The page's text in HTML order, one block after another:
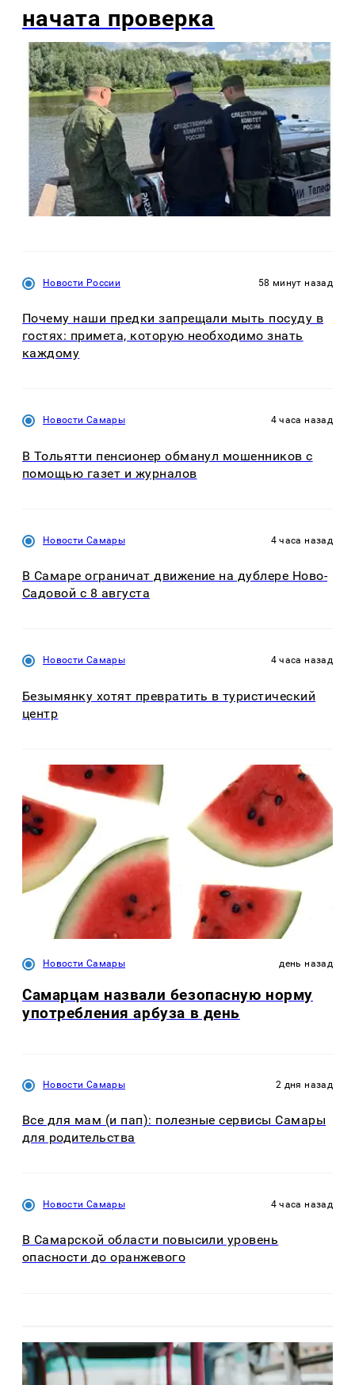
начата проверка
Новости России 58 минут назад
Почему наши предки запрещали мыть посуду в
гостях: примета, которую необходимо знать
каждому
Новости Самары 4 часа назад
В Тольятти пенсионер обманул мошенников с
помощью газет и журналов
Новости Самары 4 часа назад
В Самаре ограничат движение на дублере Ново-
Садовой с 8 августа
Новости Самары 4 часа назад
Безымянку хотят превратить в туристический
центр
Новости Самары день назад
Самарцам назвали безопасную норму
употребления арбуза в день
Новости Самары 2 дня назад
Все для мам (и пап): полезные сервисы Самары
для родительства
Новости Самары 4 часа назад
В Самарской области повысили уровень
опасности до оранжевого